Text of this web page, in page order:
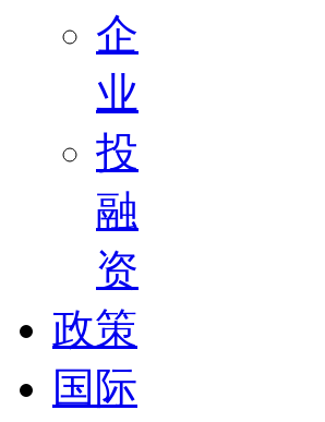
企
业
投
融
资
政策
国际